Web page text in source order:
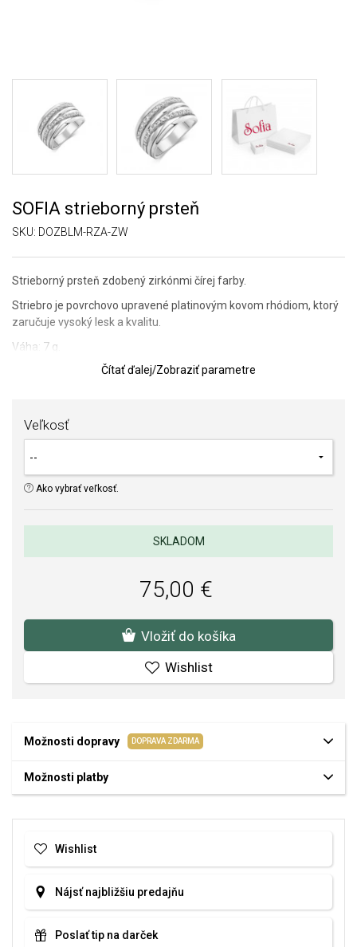
SOFIA strieborný prsteň
SKU: DOZBLM-RZA-ZW
Strieborný prsteň zdobený zirkónmi čírej farby.
Striebro je povrchovo upravené platinovým kovom rhódiom, ktorý
zaručuje vysoký lesk a kvalitu.
Váha: 7 g.
Pomôcka na určenie veľkosti prsteňa
úprava a osadenie akostných kameňov a perál spĺňa náročné
Čítať ďalej/Zobraziť parametre
Veľkosť
Ako vybrať veľkosť.
SKLADOM
75,00 €
Vložiť do košíka
Wishlist
Možnosti dopravy DOPRAVA ZDARMA
Možnosti platby
Wishlist
Nájsť najbližšiu predajňu
Poslať tip na darček